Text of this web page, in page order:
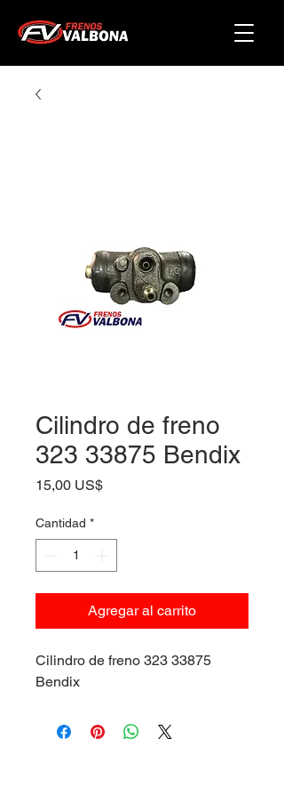
Cilindro de freno
323 33875 Bendix
15,00 US$Precio
Cantidad *
Agregar al carrito
Cilindro de freno 323 33875
Bendix